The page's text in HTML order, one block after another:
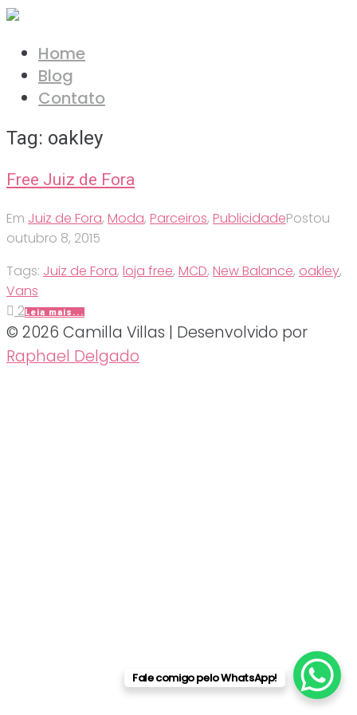
Ir
conteúdo
Home
Blog
Contato
Tag: oakley
Free Juiz de Fora
Em Juiz de Fora, Moda, Parceiros, PublicidadePostou
outubro 8, 2015
Tags: Juiz de Fora, loja free, MCD, New Balance, oakley,
Vans
2Leia mais...
© 2026 Camilla Villas | Desenvolvido por
Raphael Delgado
Fale comigo pelo WhatsApp!